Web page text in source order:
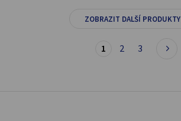
ZOBRAZIT DALŠÍ PRODUKTY
1 2 3